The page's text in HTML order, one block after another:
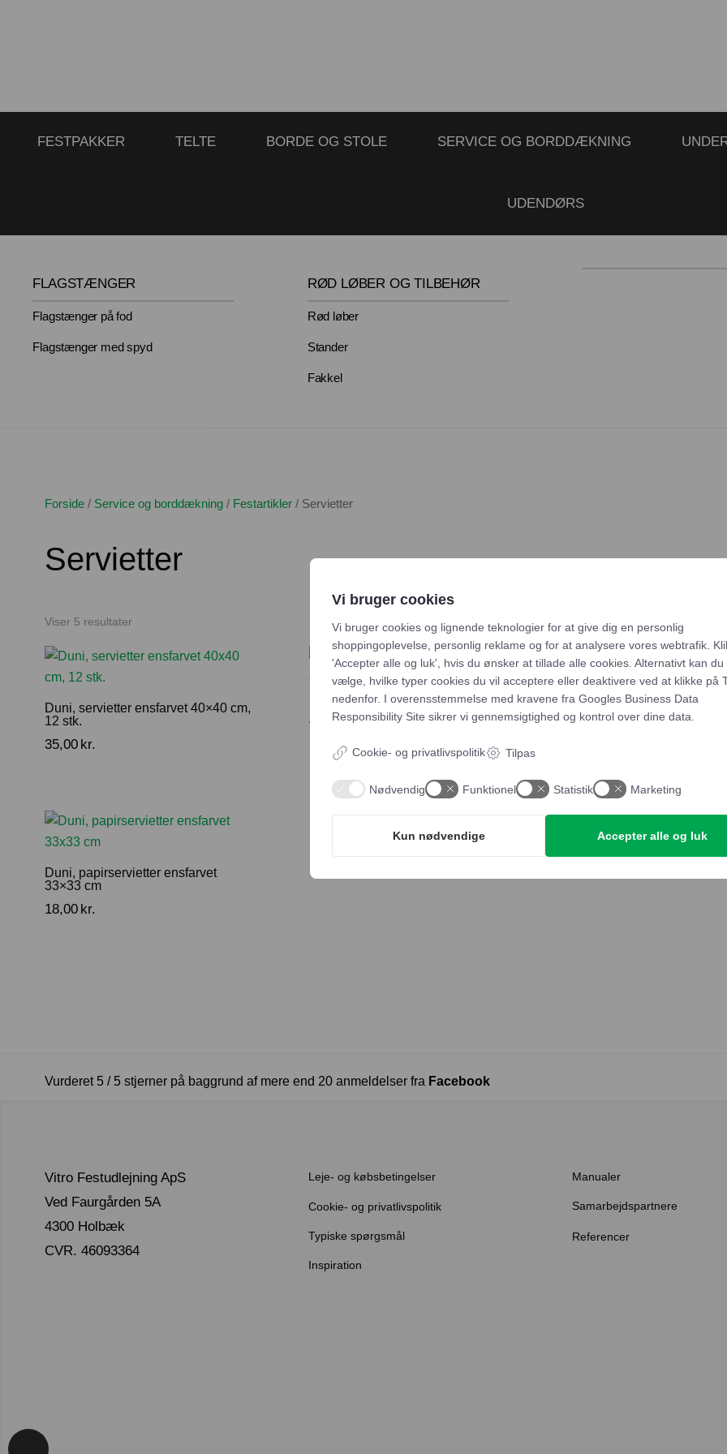
FESTPAKKER TELTE BORDE OG STOLE SERVICE OG BORDDÆKNING
UDENDØRS
FLAGSTÆNGER
Flagstænger på fod
Flagstænger med spyd
RØD LØBER OG TILBEHØR
Rød løber
Stander
Fakkel
Forside / Service og borddækning / Festartikler / Servietter
Servietter
Viser 5 resultaterSorteret
popularitet
Duni, servietter ensfarvet 40×40 cm,
12 stk.
35,00 kr.
45 stk.
160,00 kr.
Duni, papirservietter
40×40 cm
Duni, papirservietter ensfarvet
33×33 cm
18,00 kr.
Vurderet 5 / 5 stjerner på baggrund af mere end 20 anmeldelser fra Facebook
Vitro Festudlejning ApS
Ved Faurgården 5A
4300 Holbæk
CVR. 46093364
Leje- og købsbetingelser
Cookie- og privatlivspolitik
Typiske spørgsmål
Inspiration
Manualer
Samarbejdspartnere
Referencer
Vi bruger cookies
Vi bruger cookies og lignende teknologier for at give dig en personlig
shoppingoplevelse, personlig reklame og for at analysere vores webtrafik.
'Accepter alle og luk', hvis du ønsker at tillade alle cookies. Alternativt kan du
vælge, hvilke typer cookies du vil acceptere eller deaktivere ved at klikke på
nedenfor. I overensstemmelse med kravene fra Googles Business Data
Responsibility Site sikrer vi gennemsigtighed og kontrol over dine data.
Cookie- og privatlivspolitik Tilpas
Nødvendig Funktionel Statistik Marketing
Kun nødvendige Accepter alle og luk